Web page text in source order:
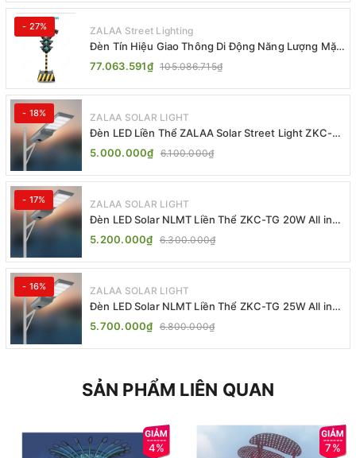
- 27% ZALAA Street Lighting
Đèn Tín Hiệu Giao Thông Di Động Năng Lượng Mặt
Trời ZALAA ZL-409300C
77.063.591₫ 105.086.715₫
- 18% ZALAA SOLAR LIGHT
Đèn LED Liền Thể ZALAA Solar Street Light ZKC-
TG 20W 25W 30W All In One
5.000.000₫ 6.100.000₫
- 17% ZALAA SOLAR LIGHT
Đèn LED Solar NLMT Liền Thể ZKC-TG 20W All in
One | ZALAA Street Light
5.200.000₫ 6.300.000₫
- 16% ZALAA SOLAR LIGHT
Đèn LED Solar NLMT Liền Thể ZKC-TG 25W All in
One | ZALAA Street Light
5.700.000₫ 6.800.000₫
SẢN PHẨM LIÊN QUAN
4% 7%